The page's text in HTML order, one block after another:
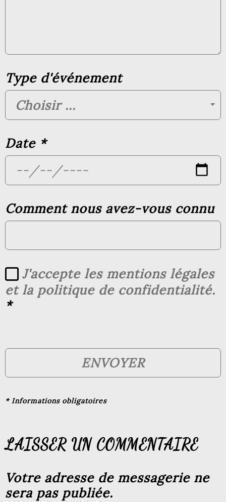
Type d'événement
Date *
Comment nous avez-vous connu
J'accepte les mentions légales
et la politique de confidentialité.
*
ENVOYER
* Informations obligatoires
LAISSER UN COMMENTAIRE
Votre adresse de messagerie ne
sera pas publiée.